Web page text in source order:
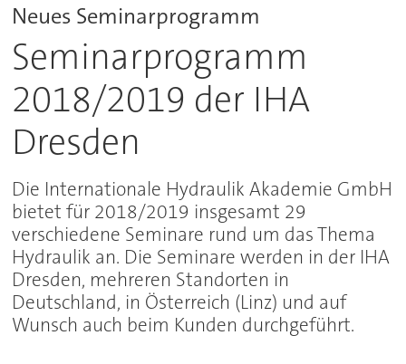
Neues Seminarprogramm
Seminarprogramm
2018/2019 der IHA
Dresden
Die Internationale Hydraulik Akademie GmbH
bietet für 2018/2019 insgesamt 29
verschiedene Seminare rund um das Thema
Hydraulik an. Die Seminare werden in der IHA
Dresden, mehreren Standorten in
Deutschland, in Österreich (Linz) und auf
Wunsch auch beim Kunden durchgeführt.